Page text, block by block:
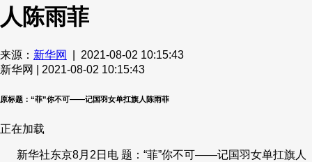
新闻 国内
视频 小央视频 小央直播
现场 前线 比划 快看
体育
VIP会员 CCTV奥林匹克频道 生活体育大会 体育江湖
人陈雨菲
来源： 新华网
| 2021-08-02 10:15:43
新华网 | 2021-08-02 10:15:43
原标题：“菲”你不可——记国羽女单扛旗人陈雨菲
正在加载
新华社东京8月2日电 题：“菲”你不可——记国羽女单扛旗人